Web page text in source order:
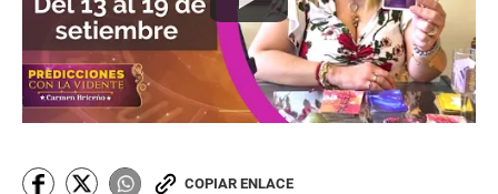
COPIAR ENLACE